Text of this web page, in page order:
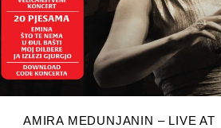
AMIRA MEDUNJANIN – LIVE AT